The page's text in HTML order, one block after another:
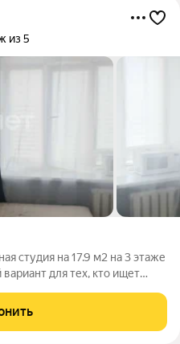
из 5
студия на 17.9 м2 на 3 этаже
для тех, кто ищет
транспортная сеть,